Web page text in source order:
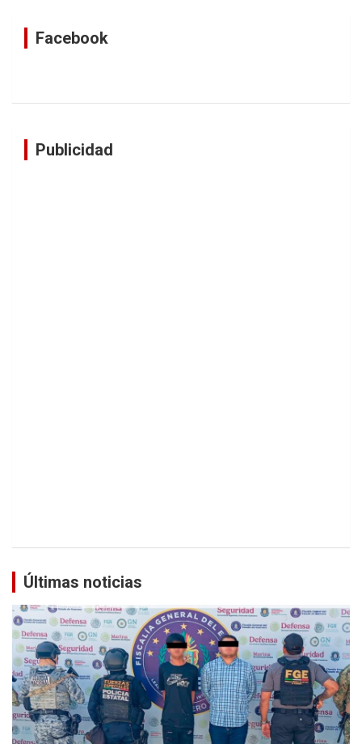
Facebook
Publicidad
Últimas noticias